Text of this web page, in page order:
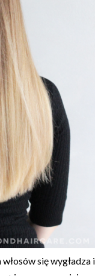
się wygładza i